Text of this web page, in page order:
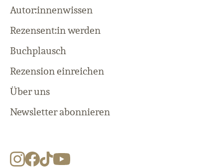
Autor:innenwissen
Rezensent:in werden
Buchplausch
Rezension einreichen
Über uns
Newsletter abonnieren